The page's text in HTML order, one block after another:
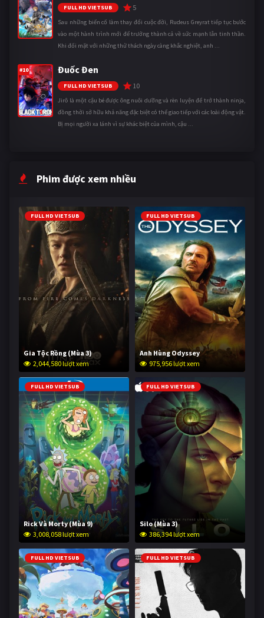
FULL HD VIETSUB 5
Sau những biến cố làm thay đổi cuộc đời, Rudeus Greyrat tiếp tục bước
vào một hành trình mới để trưởng thành cả về sức mạnh lẫn tinh thần.
Khi đối mặt với những thử thách ngày càng khắc nghiệt, anh ...
#10 Đuốc Đen
FULL HD VIETSUB 10
Jirô là một cậu bé được ông nuôi dưỡng và rèn luyện để trở thành ninja,
đồng thời sở hữu khả năng đặc biệt có thể giao tiếp với các loài động vật.
Bị mọi người xa lánh vì sự khác biệt của mình, cậu ...
Phim được xem nhiều
FULL HD VIETSUB
Gia Tộc Rồng (Mùa 3)
2,044,580 lượt xem
FULL HD VIETSUB
Anh Hùng Odyssey
975,956 lượt xem
FULL HD VIETSUB
Rick Và Morty (Mùa 9)
3,008,058 lượt xem
FULL HD VIETSUB
Silo (Mùa 3)
386,394 lượt xem
FULL HD VIETSUB FULL HD VIETSUB